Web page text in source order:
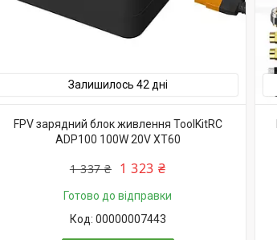
Залишилось 42 дні
FPV зарядний блок живлення ToolKitRC
ADP100 100W 20V XT60
1 337 ₴ 1 323 ₴
Готово до відправки
00000007443